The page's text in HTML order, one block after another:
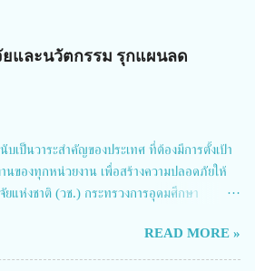
ยและนวัตกรรม รุกแผนลด
เป็นวาระสำคัญของประเทศ ที่ต้องมีการตั้งเป้า
นของทุกหน่วยงาน เพื่อสร้างความปลอดภัยให้
ยแห่งชาติ (วช.) กระทรวงการอุดมศึกษา
ไทย จัดการประชุมเผยแพร่ผลการดำเนินงาน
รโดยบูรณาการทุกภาคส่วน เพื่อลดอุบัติเหตุและ
READ MORE »